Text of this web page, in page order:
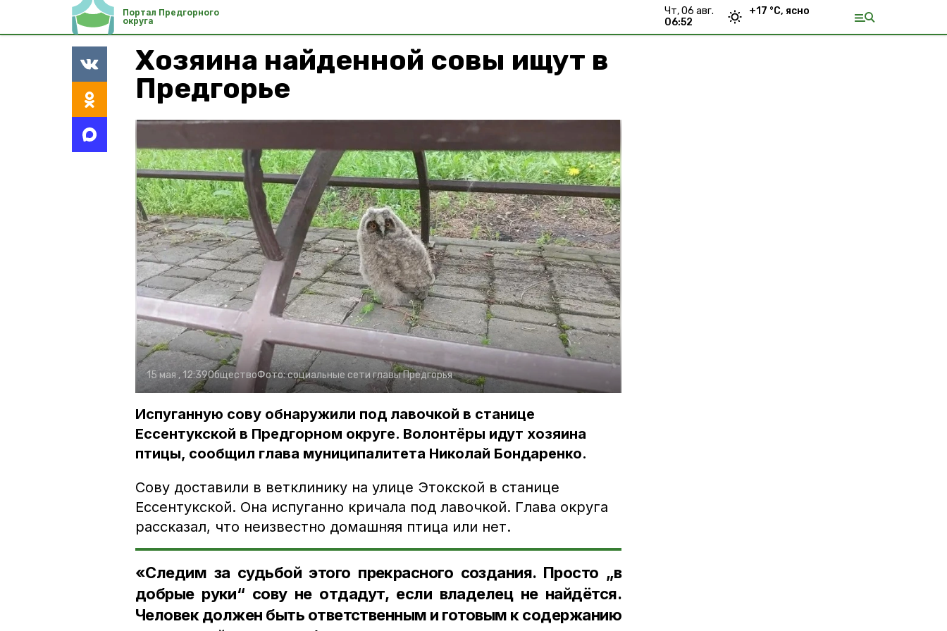
Портал Предгорного
округа
чт, 06 авг.
06:52
+17 °С, ясно
Хозяина найденной совы ищут в
Предгорье
15 мая , 12:39ОбществоФото:социальные сети главы Предгорья
Испуганную сову обнаружили под лавочкой в станице
Ессентукской в Предгорном округе. Волонтёры идут хозяина
птицы, сообщил глава муниципалитета Николай Бондаренко.
Сову доставили в ветклинику на улице Этокской в станице
Ессентукской. Она испуганно кричала под лавочкой. Глава округа
рассказал, что неизвестно домашняя птица или нет.
«Следим за судьбой этого прекрасного создания. Просто „в
добрые руки“ сову не отдадут, если владелец не найдётся.
Человек должен быть ответственным и готовым к содержанию